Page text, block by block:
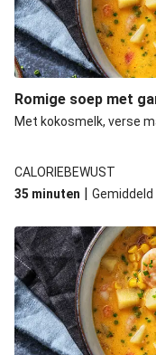
Romige soep met
Met kokosmelk, verse
CALORIEBEWUST
35 minuten | Gemiddeld